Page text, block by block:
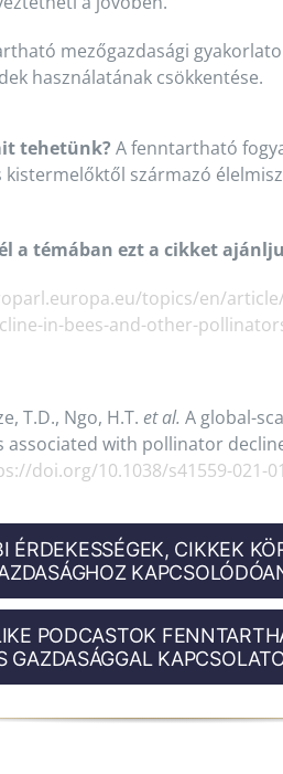
mezőgazdasági
használatának csökkentése.
tehetünk? A fenntartható
származó
a témában ezt a cikket
topics/en/article/
in-bees-and-other-
T.D., Ngo, H.T. et al. A global-
associated with pollinator
doi.org/10.1038/s41559-021-
ÉRDEKESSÉGEK, CIKKEK
PODCASTOK
GAZDASÁGGAL